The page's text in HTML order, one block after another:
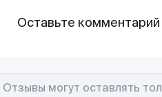
Оставьте